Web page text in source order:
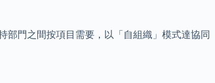
部門之間按項目需要，以「自組織」模式達協同